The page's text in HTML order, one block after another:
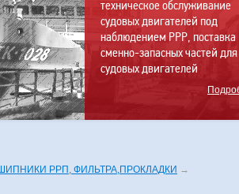
техническое обслуживание
судовых двигателей под
наблюдением РРР, поставка
сменно-запасных частей для
судовых двигателей
РРП, ФИЛЬТРА,ПРОКЛАДКИ →